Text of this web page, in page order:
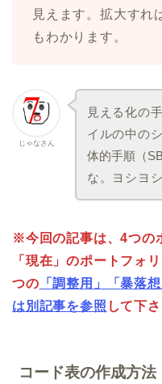
見えます。拡大すれ
もわかります。
じゃなさん
見える化の
イルの中の
体的手順（
な。ヨシヨシ
※今回の記事は、4つの
「現在」のポートフォ
つの 「調整用」「暴落
は別記事を参照 して下さ
コード表の作成方